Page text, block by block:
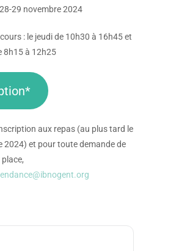
29 novembre 2024
: le jeudi de 10h30 à 16h45 et
8h15 à 12h25
aux repas (au plus tard le
2024) et pour toute demande de